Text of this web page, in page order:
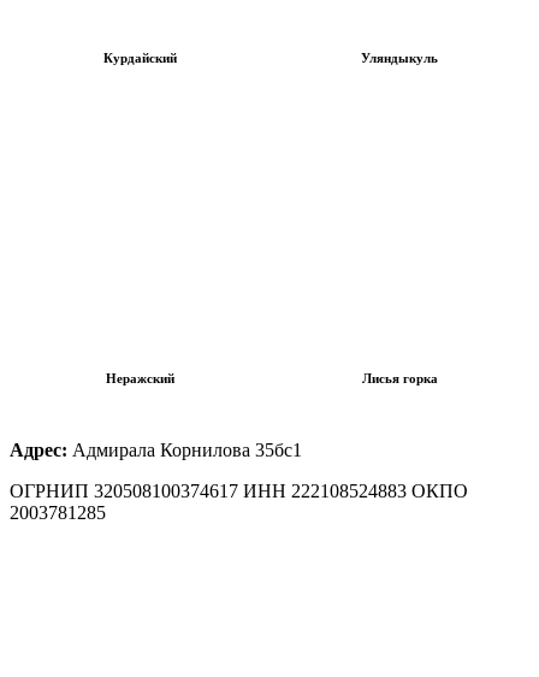
Курдайский Уляндыкуль
Неражский Лисья горка
Адрес: Адмирала Корнилова 35бс1
ОГРНИП 320508100374617 ИНН 222108524883 ОКПО
2003781285